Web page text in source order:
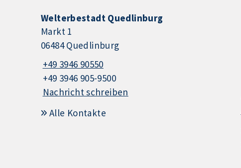
Welterbestadt Quedlinburg
Markt 1
06484 Quedlinburg
+49 3946 90550
+49 3946 905-9500
Nachricht schreiben
Alle Kontakte